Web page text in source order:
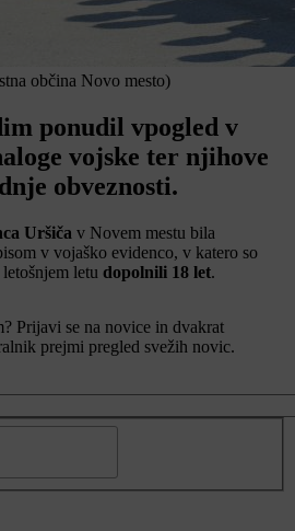
občina Novo mesto)
ponudil vpogled v
vojske ter njihove
obveznosti.
Uršiča v Novem mestu bila
v vojaško evidenco, v katero so
letu dopolnili 18 let.
Prijavi se na novice in dvakrat
prejmi pregled svežih novic.